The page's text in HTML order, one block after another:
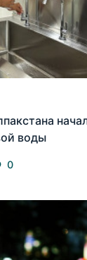
воды
0